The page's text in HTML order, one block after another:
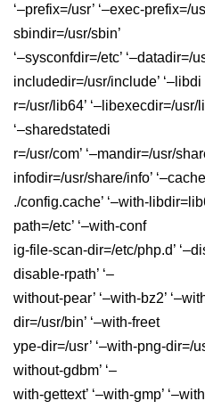
‘–prefix=/usr’ ‘–exec-prefix=/
sbindir=/usr/sbin’
‘–sysconfdir=/etc’ ‘–datadir=/
includedir=/usr/include’ ‘–libdi
r=/usr/lib64’ ‘–libexecdir=/usr/
‘–sharedstatedi
r=/usr/com’ ‘–mandir=/usr/
infodir=/usr/share/info’
./config.cache’ ‘–with-
path=/etc’ ‘–with-conf
ig-file-scan-dir=/etc/php.d’
disable-rpath’ ‘–
without-pear’ ‘–with-bz2’
dir=/usr/bin’ ‘–with-freet
ype-dir=/usr’ ‘–with-png-dir=/
without-gdbm’ ‘–
with-gettext’ ‘–with-gmp’